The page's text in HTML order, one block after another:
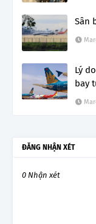
Sân
Lý
bay
ĐĂNG NHẬN XÉT
0 Nhận xét